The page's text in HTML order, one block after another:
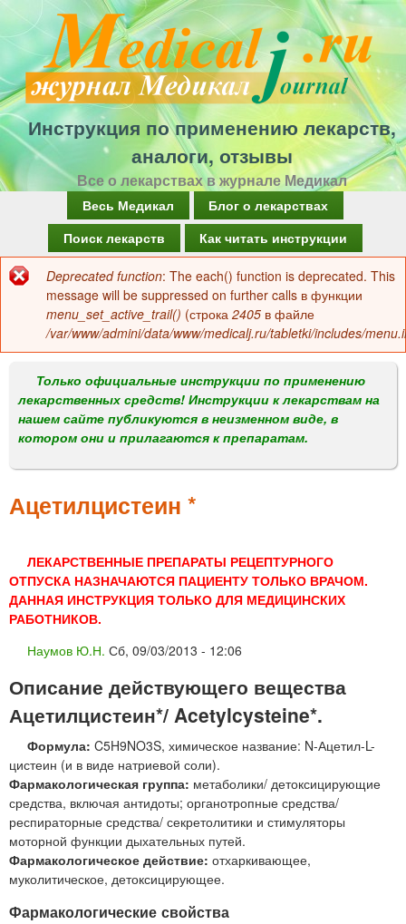
Перейти
к
основному
содержанию
Инструкция по применению лекарств,
аналоги, отзывы
Все о лекарствах в журнале Медикал
а
в
о
м
е
н
Весь Медикал
Блог о лекарствах
Поиск лекарств
Как читать инструкции
Сообщение
об
ошибке
Deprecated function: The each() function is deprecated. This
message will be suppressed on further calls в функции
menu_set_active_trail() (строка 2405 в файле
/var/www/admini/data/www/medicalj.ru/tabletki/includes/
Только официальные инструкции по применению
лекарственных средств! Инструкции к лекарствам на
нашем сайте публикуются в неизменном виде, в
котором они и прилагаются к препаратам.
Ацетилцистеин *
ЛЕКАРСТВЕННЫЕ ПРЕПАРАТЫ РЕЦЕПТУРНОГО
ОТПУСКА НАЗНАЧАЮТСЯ ПАЦИЕНТУ ТОЛЬКО ВРАЧОМ.
ДАННАЯ ИНСТРУКЦИЯ ТОЛЬКО ДЛЯ МЕДИЦИНСКИХ
РАБОТНИКОВ.
Наумов Ю.Н. Сб, 09/03/2013 - 12:06
Описание действующего вещества
Ацетилцистеин*/ Acetylcysteine*.
Формула: C5H9NO3S, химическое название: N-Ацетил-L-
цистеин (и в виде натриевой соли).
Фармакологическая группа: метаболики/ детоксицирующие
средства, включая антидоты; органотропные средства/
респираторные средства/ секретолитики и стимуляторы
моторной функции дыхательных путей.
Фармакологическое действие: отхаркивающее,
муколитическое, детоксицирующее.
Фармакологические свойства